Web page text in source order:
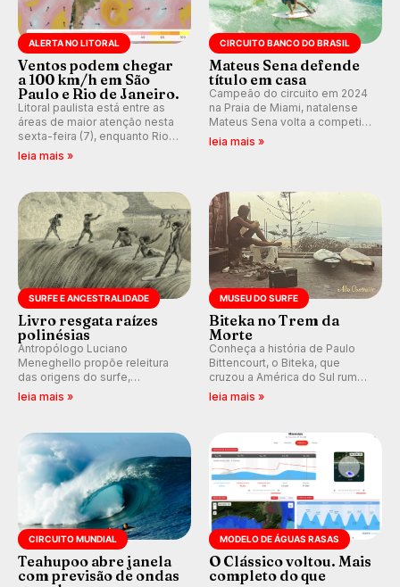
ALERTA NO LITORAL
Ventos podem chegar
a 100 km/h em São
Paulo e Rio de Janeiro.
Litoral paulista está entre as
áreas de maior atenção nesta
sexta-feira (7), enquanto Rio
de Janeiro também recebe
km/h em Itanhaém.
leia mais »
CIRCUITO BANCO DO BRASIL
Mateus Sena defende
título em casa
Campeão do circuito em 2024
na Praia de Miami, natalense
Mateus Sena volta a competir
em casa em busca de manter a
leia mais »
SURFE E ANCESTRALIDADE
Livro resgata raízes
polinésias
Antropólogo Luciano
Meneghello propõe releitura
das origens do surfe,
resgatando a cultura polinésia
prática em esporte e indústria.
leia mais »
MUSEU DO SURFE
Biteka no Trem da
Morte
Conheça a história de Paulo
Bittencourt, o Biteka, que
cruzou a América do Sul rumo
ao Pacífico em uma jornada
leia mais »
CIRCUITO MUNDIAL
Teahupoo abre janela
com previsão de ondas
MODELO DE ÁGUAS RASAS
O Clássico voltou. Mais
completo do que